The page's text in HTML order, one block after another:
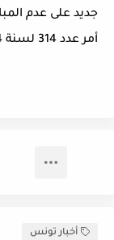
أمر عدد 314 لسنة 2024 مؤرخ في 20 ماي 2024.
أخبار تونس